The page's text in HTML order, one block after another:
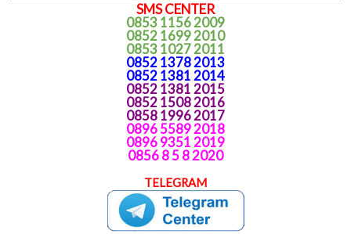
SMS CENTER
0853 1156 2009
0852 1699 2010
0853 1027 2011
0852 1378 2013
0852 1381 2014
0852 1381 2015
0852 1508 2016
0858 1996 2017
0896 5589 2018
0896 9351 2019
0856 8 5 8 2020
TELEGRAM